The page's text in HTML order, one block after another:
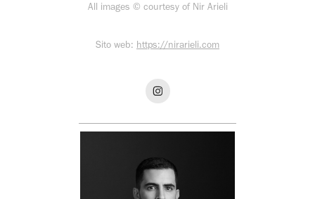
All images © courtesy of Nir Arieli
Sito web: https://nirarieli.com